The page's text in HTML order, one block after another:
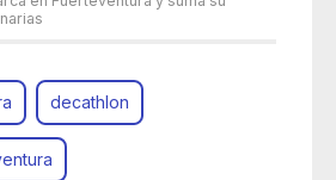
decathlon